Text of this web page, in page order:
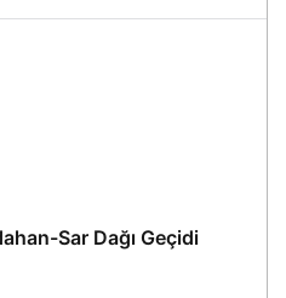
Sar Dağı Geçidi